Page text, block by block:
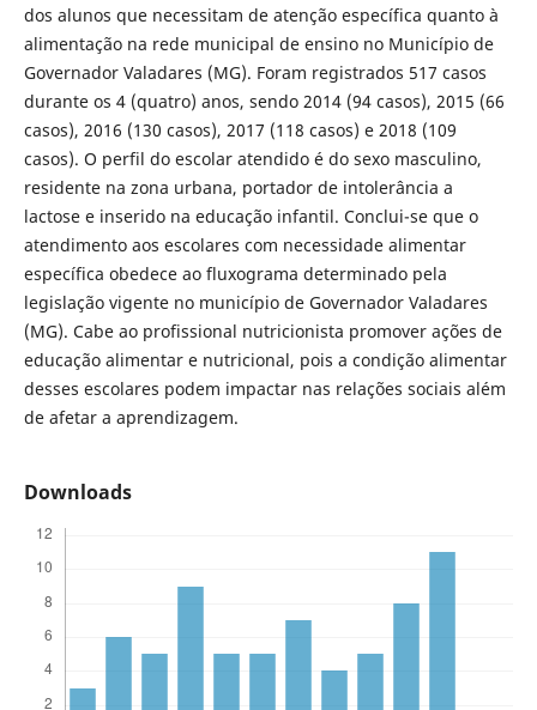
dos alunos que necessitam de atenção específica quanto à
alimentação na rede municipal de ensino no Município de
Governador Valadares (MG). Foram registrados 517 casos
durante os 4 (quatro) anos, sendo 2014 (94 casos), 2015 (66
casos), 2016 (130 casos), 2017 (118 casos) e 2018 (109
casos). O perfil do escolar atendido é do sexo masculino,
residente na zona urbana, portador de intolerância a
lactose e inserido na educação infantil. Conclui-se que o
atendimento aos escolares com necessidade alimentar
específica obedece ao fluxograma determinado pela
legislação vigente no município de Governador Valadares
(MG). Cabe ao profissional nutricionista promover ações de
educação alimentar e nutricional, pois a condição alimentar
desses escolares podem impactar nas relações sociais além
de afetar a aprendizagem.
Downloads